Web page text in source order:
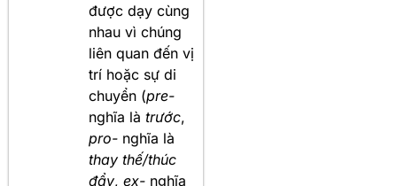
được dạy cùng
nhau vì chúng
liên quan đến vị
trí hoặc sự di
chuyển (pre-
nghĩa là trước,
pro- nghĩa là
thay thế/thúc
đẩy, ex- nghĩa